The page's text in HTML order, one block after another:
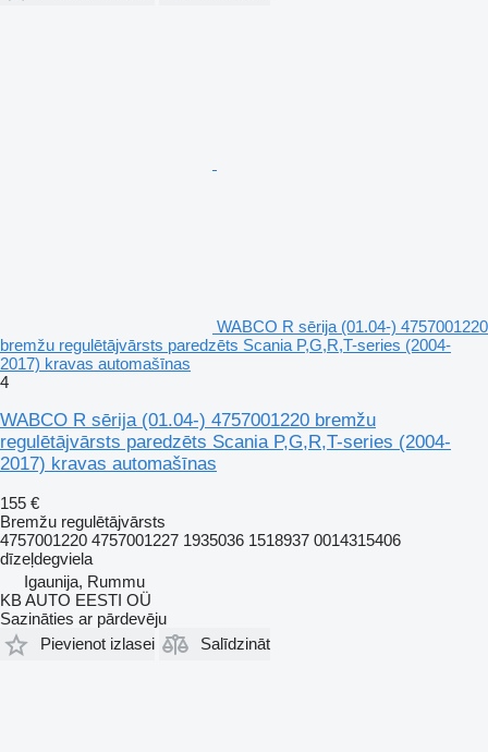
WABCO R sērija (01.04-) 4757001220
bremžu regulētājvārsts paredzēts Scania P,G,R,T-series (2004-
2017) kravas automašīnas
4
WABCO R sērija (01.04-) 4757001220 bremžu
regulētājvārsts paredzēts Scania P,G,R,T-series (2004-
2017) kravas automašīnas
155 €
Bremžu regulētājvārsts
4757001220 4757001227 1935036 1518937 0014315406
dīzeļdegviela
Igaunija, Rummu
KB AUTO EESTI OÜ
Sazināties ar pārdevēju
Pievienot izlasei
Salīdzināt